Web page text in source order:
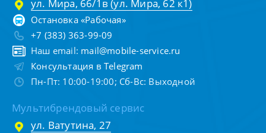
ул. Мира, 66/1в (ул. Мира, 62 к1)
Остановка «Рабочая»
+7 (383) 363-99-09
Наш email: mail@mobile-service.ru
Консультация в Telegram
Пн-Пт: 10:00-19:00; Сб-Вс: Выходной
Мультибрендовый сервис
ул. Ватутина, 27